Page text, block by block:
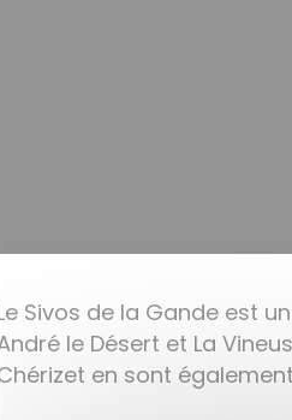
Sivos de la Gande est
le Désert et La
en sont